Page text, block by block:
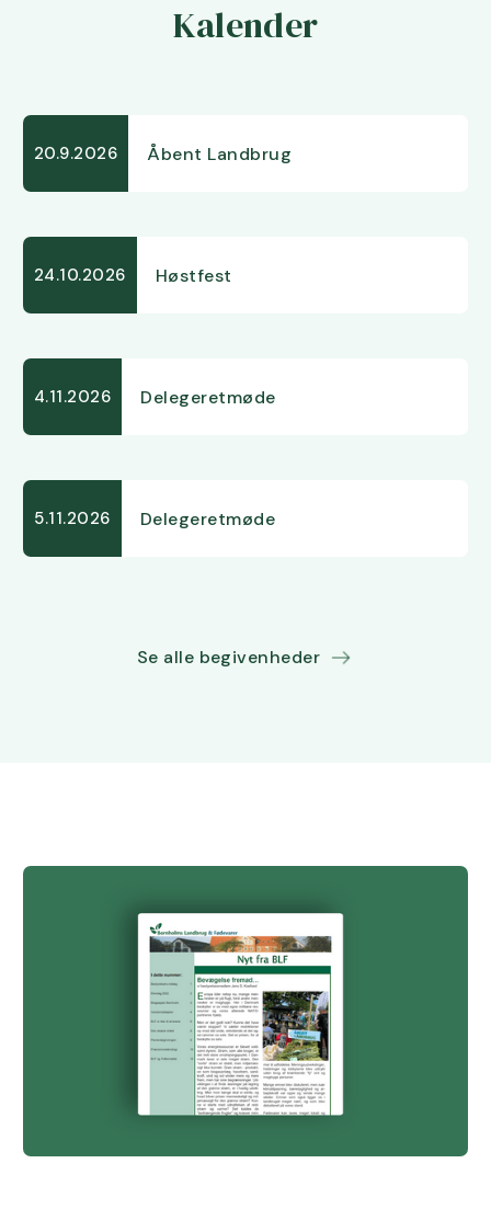
Kalender
20.9.2026 Åbent Landbrug
24.10.2026 Høstfest
4.11.2026 Delegeretmøde
5.11.2026 Delegeretmøde
Se alle begivenheder